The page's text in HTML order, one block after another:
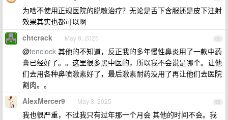
为啥不使用正规医院的脱敏治疗？无论是舌下含服还是皮下注射
效果其实也都可以啊
65
chtcrack May 8, 2025
@tenclock 其他的不知道，反正我的多年慢性鼻炎用了一款中药
膏已经好了。。这里很多黑中医的，所以我不会说是哪个。让他
们去用各种鼻喷激素好了，最后激素耐药没用了再让他们去医院
割肉。。
66
AlexMercer9 May 8, 2025
我也很严重，不过我只有过年那一个月会 其他的时间不会。我